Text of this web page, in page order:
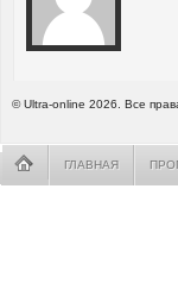
© Ultra-online 2026. Все
ГЛАВНАЯ